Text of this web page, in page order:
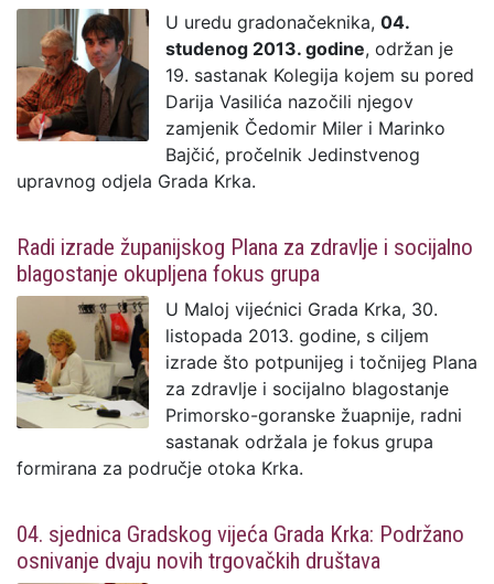
U uredu gradonačeknika, 04.
studenog 2013. godine, održan je
19. sastanak Kolegija kojem su pored
Darija Vasilića nazočili njegov
zamjenik Čedomir Miler i Marinko
Bajčić, pročelnik Jedinstvenog
upravnog odjela Grada Krka.
Radi izrade županijskog Plana za zdravlje i socijalno
blagostanje okupljena fokus grupa
U Maloj vijećnici Grada Krka, 30.
listopada 2013. godine, s ciljem
izrade što potpunijeg i točnijeg Plana
za zdravlje i socijalno blagostanje
Primorsko-goranske žuapnije, radni
sastanak održala je fokus grupa
formirana za područje otoka Krka.
04. sjednica Gradskog vijeća Grada Krka: Podržano
osnivanje dvaju novih trgovačkih društava